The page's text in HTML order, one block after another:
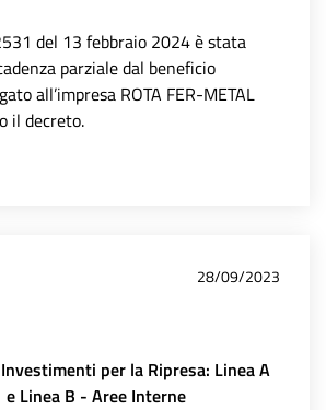
del 13 febbraio 2024 è stata
parziale dal beneficio
all’impresa ROTA FER-METAL
il decreto.
28/09/2023
per la Ripresa: Linea A
Linea B - Aree Interne